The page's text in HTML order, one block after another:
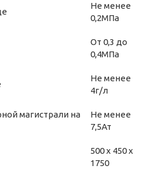
Не менее
0,2МПа
От 0,3 до
0,4МПа
Не менее
4г/л
магистрали на
Не менее
7,5Ат
500 х 450 х
1750